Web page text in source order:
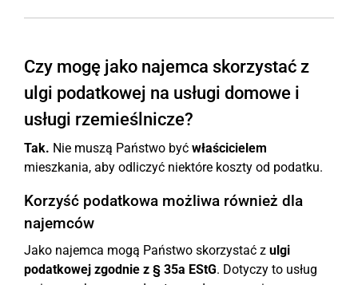
Czy mogę jako najemca skorzystać z
ulgi podatkowej na usługi domowe i
usługi rzemieślnicze?
Tak. Nie muszą Państwo być właścicielem
mieszkania, aby odliczyć niektóre koszty od podatku.
Korzyść podatkowa możliwa również dla
najemców
Jako najemca mogą Państwo skorzystać z ulgi
podatkowej zgodnie z § 35a EStG. Dotyczy to usług